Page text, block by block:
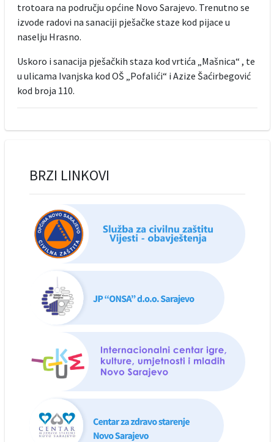
trotoara na području općine Novo Sarajevo. Trenutno se
izvode radovi na sanaciji pješačke staze kod pijace u
naselju Hrasno.
Uskoro i sanacija pješačkih staza kod vrtića „Mašnica“ , te
u ulicama Ivanjska kod OŠ „Pofalići“ i Azize Šaćirbegović
kod broja 110.
BRZI LINKOVI